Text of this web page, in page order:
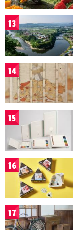
13
14
15
16
17